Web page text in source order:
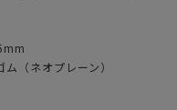
（ネオプレーン）